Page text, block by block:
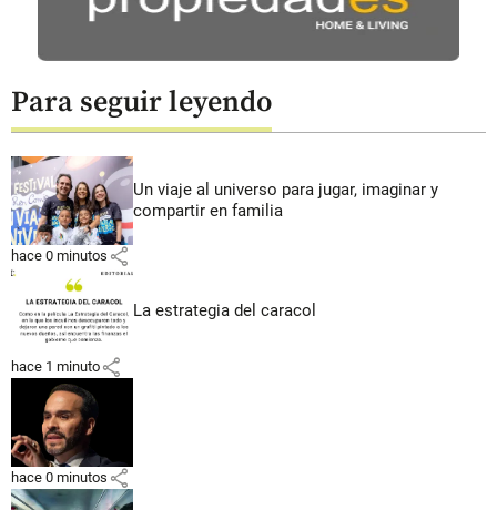
Para seguir leyendo
Un viaje al universo para jugar, imaginar y
compartir en familia
hace 0 minutos share
La estrategia del caracol
hace 1 minuto share
hace 0 minutos share